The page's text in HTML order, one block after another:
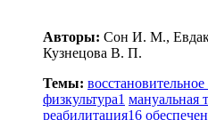
Авторы: Сон И. М.,
Кузнецова В. П.
Темы:
физкультура1 мануальная
реабилитация16